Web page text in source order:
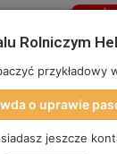
Rolniczym
przykładowy
o uprawie
jeszcze